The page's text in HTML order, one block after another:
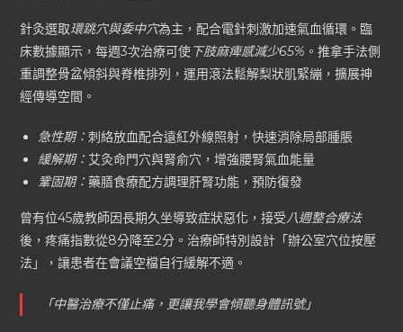
針灸選取環跳穴與委中穴為主，配合電針刺激加速氣血循環。臨
床數據顯示，每週3次治療可使下肢麻痺感減少65% 。推拿手法側
重調整骨盆傾斜與脊椎排列，運用滾法鬆解梨狀肌緊繃，擴展神
經傳導空間。
急性期：刺絡放血配合遠紅外線照射，快速消除局部腫脹
緩解期： 艾灸命門穴與腎俞穴，增強腰腎氣血能量
鞏固期：藥膳食療配方調理肝腎功能，預防復發
曾有位45歲教師因長期久坐導致症狀惡化，接受八週整合療法
後，疼痛指數從8分降至2分。治療師特別設計「辦公室穴位按壓
法」，讓患者在會議空檔自行緩解不適。
「中醫治療不僅止痛，更讓我學會傾聽身體訊號」